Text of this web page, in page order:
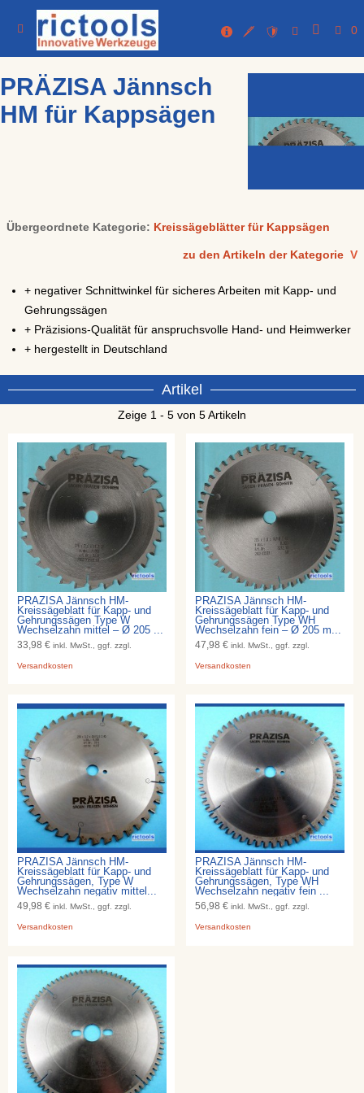
0
PRÄZISA Jännsch
HM für Kappsägen
Übergeordnete Kategorie: Kreissägeblätter für Kappsägen
zu den Artikeln der Kategorie V
+ negativer Schnittwinkel für sicheres Arbeiten mit Kapp- und
Gehrungssägen
+ Präzisions-Qualität für anspruchsvolle Hand- und Heimwerker
+ hergestellt in Deutschland
Artikel
Zeige 1 - 5 von 5 Artikeln
PRÄZISA Jännsch HM-
Kreissägeblatt für Kapp- und
Gehrungssägen Type W
Wechselzahn mittel – Ø 205 ...
33,98 € inkl. MwSt., ggf. zzgl.
Versandkosten
PRÄZISA Jännsch HM-
Kreissägeblatt für Kapp- und
Gehrungssägen Type WH
Wechselzahn fein – Ø 205 m...
47,98 €inkl. MwSt., ggf. zzgl.
Versandkosten
PRÄZISA Jännsch HM-
Kreissägeblatt für Kapp- und
Gehrungssägen, Type W
Wechselzahn negativ mittel...
49,98 € inkl. MwSt., ggf. zzgl.
Versandkosten
PRÄZISA Jännsch HM-
Kreissägeblatt für Kapp- und
Gehrungssägen, Type WH
Wechselzahn negativ fein ...
56,98 €inkl. MwSt., ggf. zzgl.
Versandkosten